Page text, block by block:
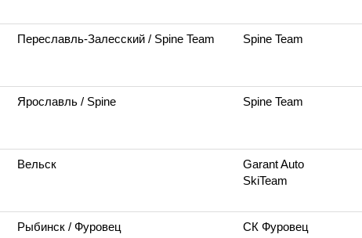
Переславль-Залесский / Spine Team Spine Team
Ярославль / Spine Spine Team
Вельск
Garant Auto
SkiTeam
Рыбинск / Фуровец СК Фуровец